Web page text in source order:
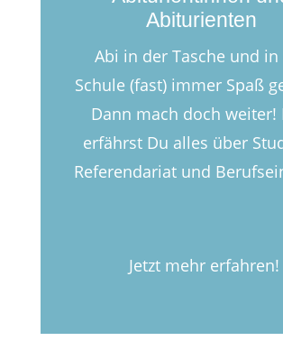
Abiturienten
Abi in der Tasche und in
Schule (fast) immer Spaß
Dann mach doch weiter!
erfährst Du alles über
Referendariat und
Jetzt mehr erfahren!